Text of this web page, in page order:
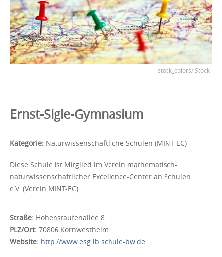
stock_colors/iStock
Ernst-Sigle-Gymnasium
Kategorie: Naturwissenschaftliche Schulen (MINT-EC)
Diese Schule ist Mitglied im Verein mathematisch-
naturwissenschaftlicher Excellence-Center an Schulen
e.V. (Verein MINT-EC).
Straße: Hohenstaufenallee 8
PLZ/Ort: 70806 Kornwestheim
Website: http://www.esg.lb.schule-bw.de